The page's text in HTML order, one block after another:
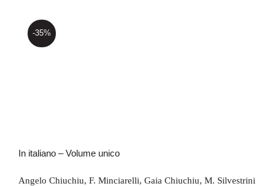
-35%
In italiano – Volume unico
Angelo Chiuchiu, F. Minciarelli, Gaia Chiuchiu, M. Silvestrini